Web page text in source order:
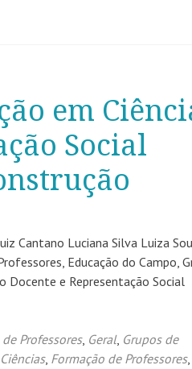
em
Social
Cantano Luciana Silva Luiza
Educação do Campo,
Docente e Representação Social
Professores, Geral, Grupos de
, Formação de Professores,